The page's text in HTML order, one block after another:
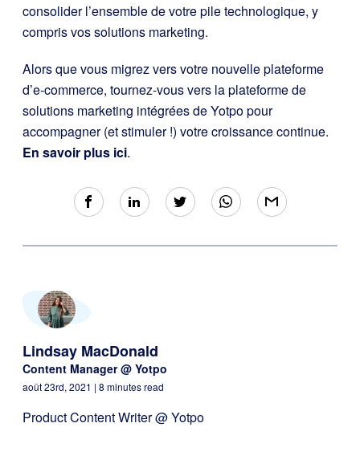
consolider l’ensemble de votre pile technologique, y
compris vos solutions marketing.
Alors que vous migrez vers votre nouvelle plateforme
d’e-commerce, tournez-vous vers la plateforme de
solutions marketing intégrées de Yotpo pour
accompagner (et stimuler !) votre croissance continue.
En savoir plus ici.
Lindsay MacDonald
Content Manager @ Yotpo
août 23rd, 2021 | 8 minutes read
Product Content Writer @ Yotpo